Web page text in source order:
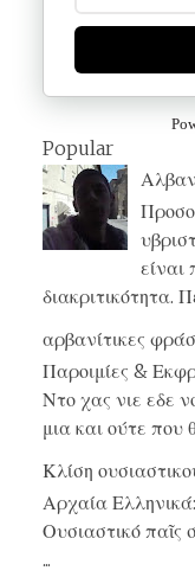
Popular
είναι
διακριτικότητα.
αρβανίτικες
Παροιμίες &
Ντο χας νιε εδε
μια και ούτε που
Κλίση
Αρχαία
Ουσιαστικό
...